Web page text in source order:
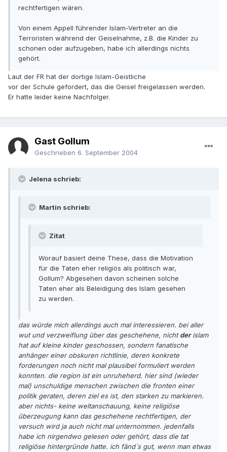
rechtfertigen wären.
Von einem Appell führender Islam-Vertreter an die
Terroristen während der Geiselnahme, z.B. die Kinder zu
schonen oder aufzugeben, habe ich allerdings nichts
gehört.
Laut der FR hat der dortige Islam-Geistliche
vor der Schule gefordert, das die Geisel freigelassen werden.
Er hatte leider keine Nachfolger.
Gast Gollum
Geschrieben 6. September 2004
Jelena schrieb:
Martin schrieb:
Zitat
Worauf basiert deine These, dass die Motivation
für die Taten eher religiös als politisch war,
Gollum? Abgesehen davon scheinen solche
Taten eher als Beleidigung des Islam gesehen
zu werden.
das würde mich allerdings auch mal interessieren. bei aller
wut und verzweiflung über das geschehene, nichtderislam
hat auf kleine kinder geschossen, sondern fanatische
anhänger einer obskuren richtlinie, deren konkrete
forderungen noch nicht mal plausibel formuliert werden
konnten. die region ist ein unruheherd. hier sind (wieder
mal) unschuldige menschen zwischen die fronten einer
politik geraten, deren ziel es ist, den starken zu markieren.
aber nichts- keine weltanschauung, keine religiöse
überzeugung kann das geschehene rechtfertigen, der
versuch wird ja auch nicht mal unternommen. jedenfalls
habe ich nirgendwo gelesen oder gehört, dass die tat
religiöse hintergründe hatte. ich fänd´s gut, wenn man etwas